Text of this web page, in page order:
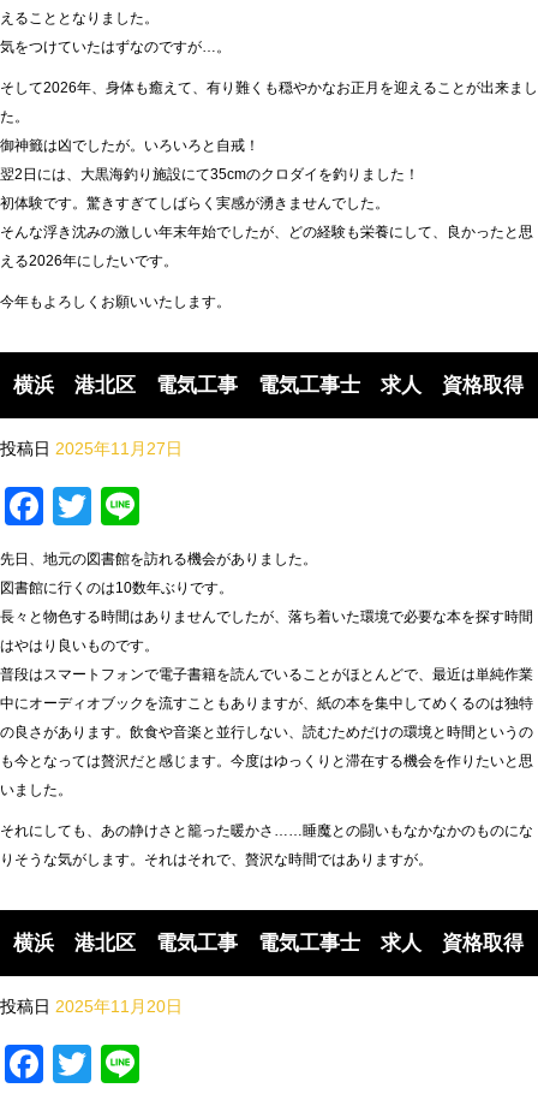
えることとなりました。
気をつけていたはずなのですが…。
そして2026年、身体も癒えて、有り難くも穏やかなお正月を迎えることが出来まし
た。
御神籤は凶でしたが。いろいろと自戒！
翌2日には、大黒海釣り施設にて35cmのクロダイを釣りました！
初体験です。驚きすぎてしばらく実感が湧きませんでした。
そんな浮き沈みの激しい年末年始でしたが、どの経験も栄養にして、良かったと思
える2026年にしたいです。
今年もよろしくお願いいたします。
横浜 港北区 電気工事 電気工事士 求人 資格取得
投稿日 2025年11月27日
Facebook
Twitter
先日、地元の図書館を訪れる機会がありました。
図書館に行くのは10数年ぶりです。
長々と物色する時間はありませんでしたが、落ち着いた環境で必要な本を探す時間
はやはり良いものです。
普段はスマートフォンで電子書籍を読んでいることがほとんどで、最近は単純作業
中にオーディオブックを流すこともありますが、紙の本を集中してめくるのは独特
の良さがあります。飲食や音楽と並行しない、読むためだけの環境と時間というの
も今となっては贅沢だと感じます。今度はゆっくりと滞在する機会を作りたいと思
いました。
それにしても、あの静けさと籠った暖かさ……睡魔との闘いもなかなかのものにな
りそうな気がします。それはそれで、贅沢な時間ではありますが。
横浜 港北区 電気工事 電気工事士 求人 資格取得
投稿日 2025年11月20日
Facebook
Twitter